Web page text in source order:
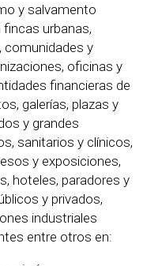
y salvamento
urbanas,
comunidades y
oficinas y
financieras de
galerías, plazas y
y grandes
sanitarios y clínicos,
y exposiciones,
hoteles, paradores y
y privados,
industriales
entre otros en: